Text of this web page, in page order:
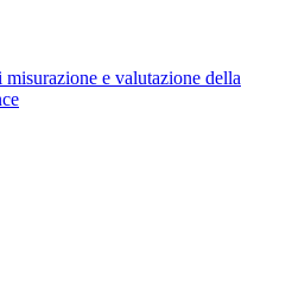
misurazione e valutazione della